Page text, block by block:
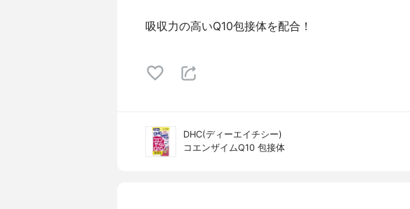
吸収力の高いQ10包接体を配合！
DHC(ディーエイチシー)
コエンザイムQ10 包接体